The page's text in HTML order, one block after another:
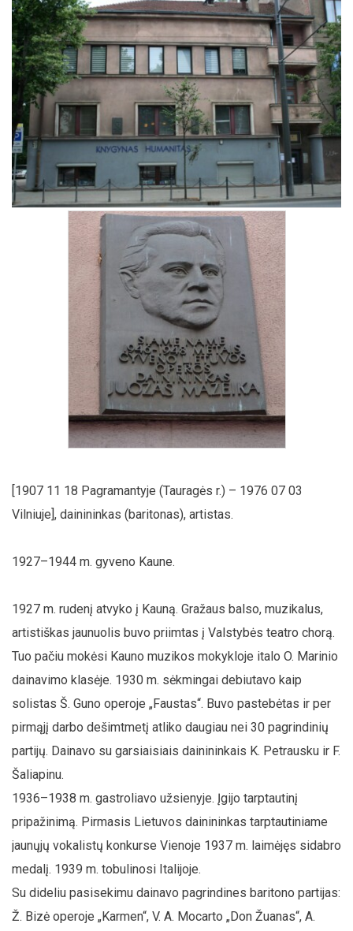
[1907 11 18 Pagramantyje (Tauragės r.) – 1976 07 03
Vilniuje], dainininkas (baritonas), artistas.
1927–1944 m. gyveno Kaune.
1927 m. rudenį atvyko į Kauną. Gražaus balso, muzikalus,
artistiškas jaunuolis buvo priimtas į Valstybės teatro chorą.
Tuo pačiu mokėsi Kauno muzikos mokykloje italo O. Marinio
dainavimo klasėje. 1930 m. sėkmingai debiutavo kaip
solistas Š. Guno operoje „Faustas“. Buvo pastebėtas ir per
pirmąjį darbo dešimtmetį atliko daugiau nei 30 pagrindinių
partijų. Dainavo su garsiaisiais dainininkais K. Petrausku ir F.
Šaliapinu.
1936–1938 m. gastroliavo užsienyje. Įgijo tarptautinį
pripažinimą. Pirmasis Lietuvos dainininkas tarptautiniame
jaunųjų vokalistų konkurse Vienoje 1937 m. laimėjęs sidabro
medalį. 1939 m. tobulinosi Italijoje.
Su dideliu pasisekimu dainavo pagrindines baritono partijas:
Ž. Bizė operoje „Karmen“, V. A. Mocarto „Don Žuanas“, A.